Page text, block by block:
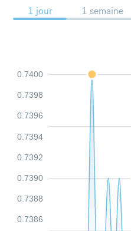
1 jour 1 semaine
0.7386
0.7388
0.7390
0.7392
0.7394
0.7396
0.7398
0.7400